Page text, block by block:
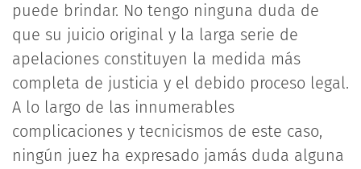
puede brindar. No tengo ninguna duda de
que su juicio original y la larga serie de
apelaciones constituyen la medida más
completa de justicia y el debido proceso legal.
A lo largo de las innumerables
complicaciones y tecnicismos de este caso,
ningún juez ha expresado jamás duda alguna